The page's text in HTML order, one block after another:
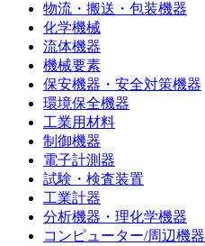
物流・搬送・包装機器
化学機械
流体機器
機械要素
保安機器・安全対策機器
環境保全機器
工業用材料
制御機器
電子計測器
試験・検査装置
工業計器
分析機器・理化学機器
コンピューター/周辺機器